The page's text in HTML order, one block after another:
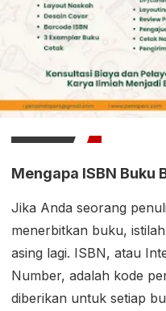
Mengapa ISBN Buku
Jika Anda seorang
menerbitkan buku,
asing lagi. ISBN, atau
Number, adalah kode
diberikan untuk setiap